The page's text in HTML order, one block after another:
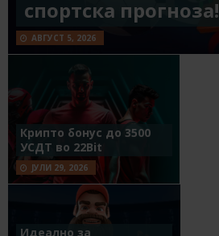
спортска прогноза!
АВГУСТ 5, 2026
Крипто бонус до 3500
УСДТ во 22Bit
ЈУЛИ 29, 2026
Идеално за